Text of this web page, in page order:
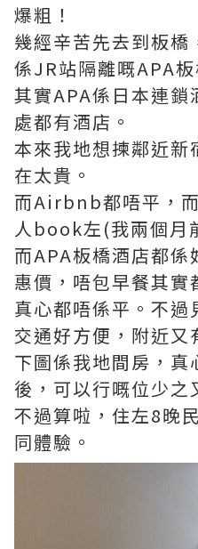
爆粗！
幾經辛苦先去到板橋
係JR站隔離嘅APA板
其實APA係日本連鎖
處都有酒店。
本來我地想揀鄰近新
在太貴。
而Airbnb都唔平，
人book左(我兩個月
而APA板橋酒店都
惠價，唔包早餐其
真心都唔係平。不過
交通好方便，附近
下圖係我地間房，真
後，可以行嘅位少之
不過算啦，住左8晚
同體驗。